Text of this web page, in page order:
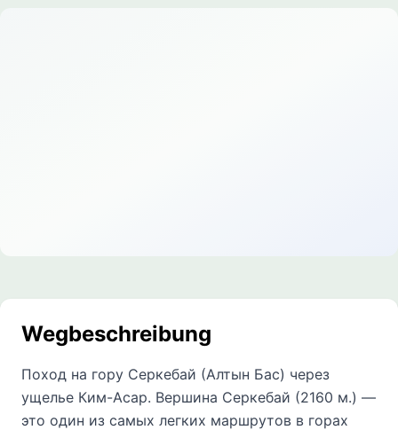
Wegbeschreibung
Поход на гору Серкебай (Алтын Бас) через
ущелье Ким-Асар. Вершина Серкебай (2160 м.) —
это один из самых легких маршрутов в горах